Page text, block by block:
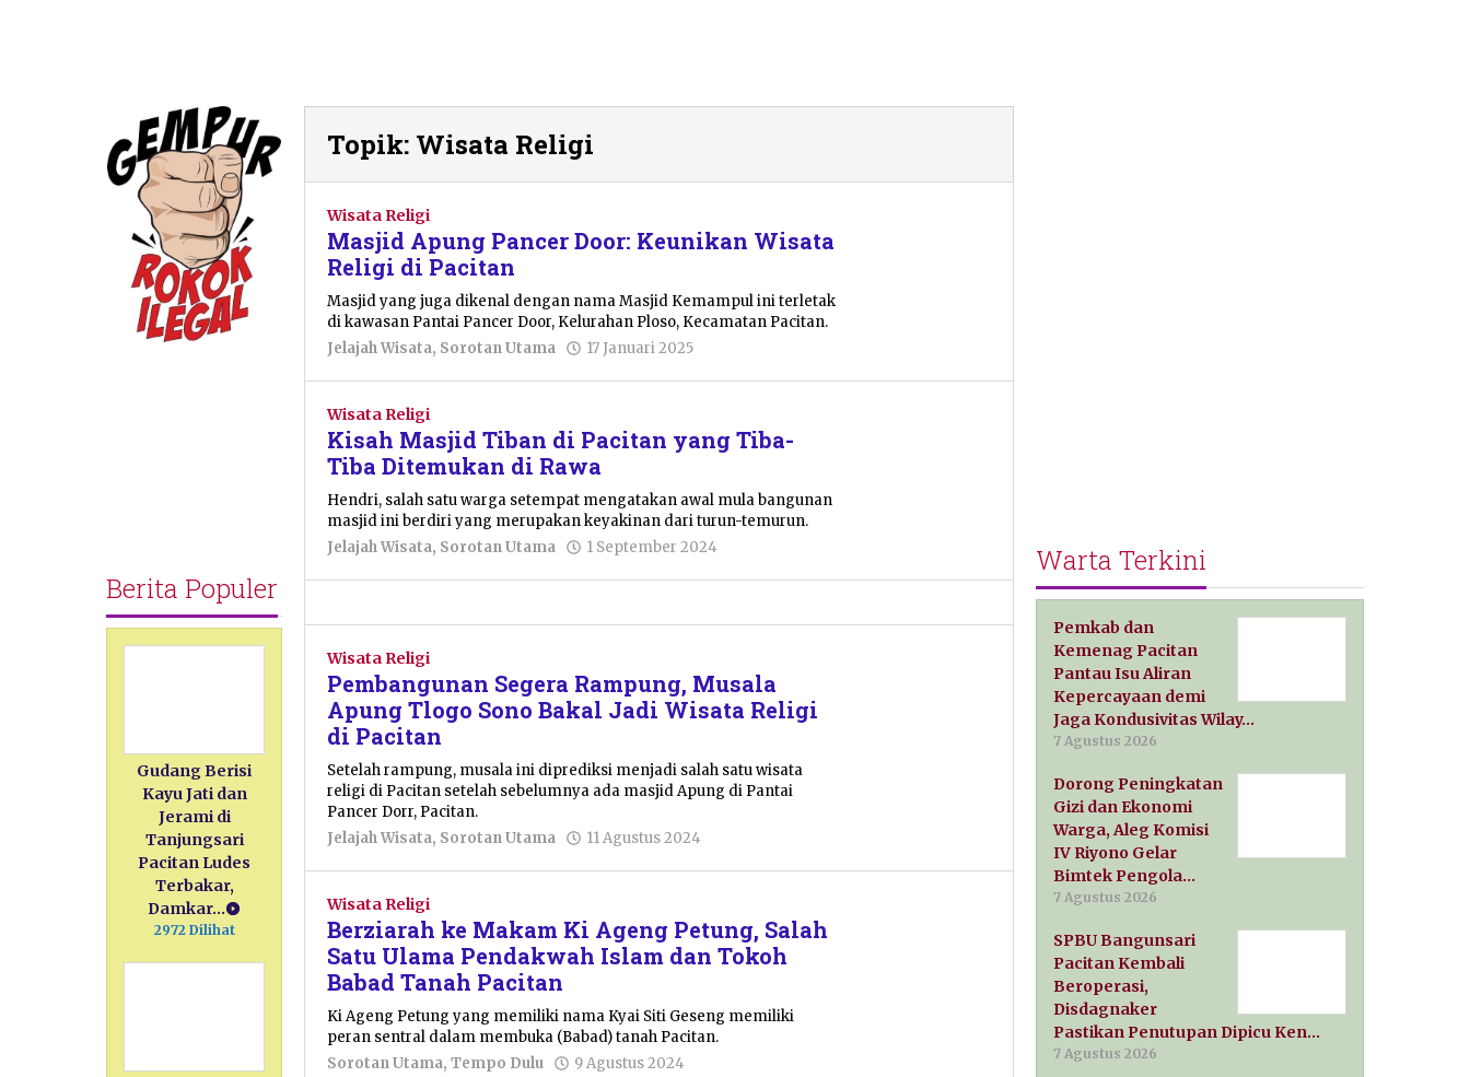
Berita Populer
Gudang Berisi
Kayu Jati dan
Jerami di
Tanjungsari
Pacitan Ludes
Terbakar,
Damkar…
2972 Dilihat
Topik: Wisata Religi
Wisata Religi
Masjid Apung Pancer Door: Keunikan Wisata
Religi di Pacitan
Masjid yang juga dikenal dengan nama Masjid Kemampul ini terletak
di kawasan Pantai Pancer Door, Kelurahan Ploso, Kecamatan Pacitan.
Jelajah Wisata, Sorotan Utama 17 Januari 2025
Wisata Religi
Kisah Masjid Tiban di Pacitan yang Tiba-
Tiba Ditemukan di Rawa
Hendri, salah satu warga setempat mengatakan awal mula bangunan
masjid ini berdiri yang merupakan keyakinan dari turun-temurun.
Jelajah Wisata, Sorotan Utama 1 September 2024
Wulandari
Wisata Religi
Pembangunan Segera Rampung, Musala
Apung Tlogo Sono Bakal Jadi Wisata Religi
di Pacitan
Setelah rampung, musala ini diprediksi menjadi salah satu wisata
religi di Pacitan setelah sebelumnya ada masjid Apung di Pantai
Pancer Dorr, Pacitan.
Jelajah Wisata, Sorotan Utama 11 Agustus 2024
Wisata Religi
Berziarah ke Makam Ki Ageng Petung, Salah
Satu Ulama Pendakwah Islam dan Tokoh
Babad Tanah Pacitan
Ki Ageng Petung yang memiliki nama Kyai Siti Geseng memiliki
peran sentral dalam membuka (Babad) tanah Pacitan.
Sorotan Utama,Tempo Dulu 9 Agustus 2024
Warta Terkini
Pemkab dan
Kemenag Pacitan
Pantau Isu Aliran
Kepercayaan demi
Jaga Kondusivitas Wilay…
7 Agustus 2026
Dorong Peningkatan
Gizi dan Ekonomi
Warga, Aleg Komisi
IV Riyono Gelar
Bimtek Pengola…
7 Agustus 2026
SPBU Bangunsari
Pacitan Kembali
Beroperasi,
Disdagnaker
Pastikan Penutupan Dipicu Ken…
7 Agustus 2026